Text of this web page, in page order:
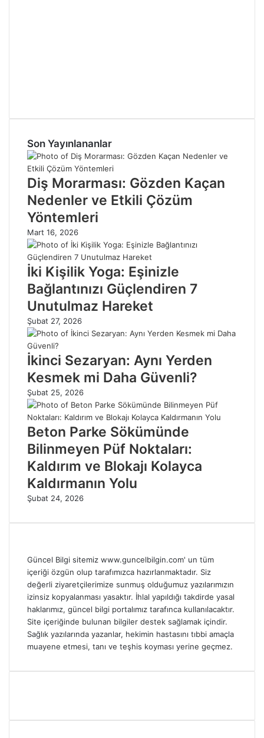
Son Yayınlananlar
Diş Morarması: Gözden Kaçan
Nedenler ve Etkili Çözüm
Yöntemleri
Mart 16, 2026
İki Kişilik Yoga: Eşinizle
Bağlantınızı Güçlendiren 7
Unutulmaz Hareket
Şubat 27, 2026
İkinci Sezaryan: Aynı Yerden
Kesmek mi Daha Güvenli?
Şubat 25, 2026
Beton Parke Sökümünde
Bilinmeyen Püf Noktaları:
Kaldırım ve Blokajı Kolayca
Kaldırmanın Yolu
Şubat 24, 2026
Güncel Bilgi sitemiz www.guncelbilgin.com' un tüm
içeriği özgün olup tarafımızca hazırlanmaktadır. Siz
değerli ziyaretçilerimize sunmuş olduğumuz yazılarımızın
izinsiz kopyalanması yasaktır. İhlal yapıldığı takdirde yasal
haklarımız, güncel bilgi portalımız tarafınca kullanılacaktır.
Site içeriğinde bulunan bilgiler destek sağlamak içindir.
Sağlık yazılarında yazanlar, hekimin hastasını tıbbi amaçla
muayene etmesi, tanı ve teşhis koyması yerine geçmez.